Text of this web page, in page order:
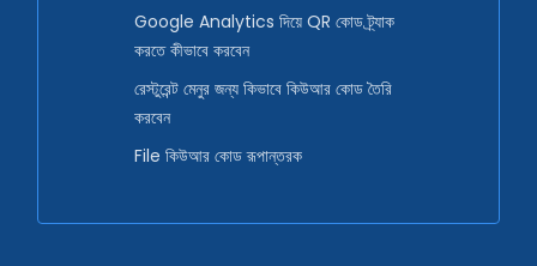
Google Analytics দিয়ে QR কোড ট্র্যাক
করতে কীভাবে করবেন
রেস্টুরেন্ট মেনুর জন্য কিভাবে কিউআর কোড তৈরি
করবেন
File কিউআর কোড রূপান্তরক